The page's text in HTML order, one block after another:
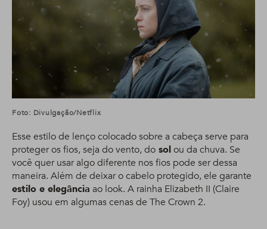
Foto: Divulgação/Netflix
Esse estilo de lenço colocado sobre a cabeça serve para
proteger os fios, seja do vento, do solou da chuva. Se
você quer usar algo diferente nos fios pode ser dessa
maneira. Além de deixar o cabelo protegido, ele garante
estilo e elegância ao look. A rainha Elizabeth II (Claire
Foy) usou em algumas cenas de The Crown 2.